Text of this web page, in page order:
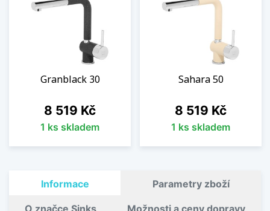
Granblack 30
Cena
8 519 Kč
1 ks skladem
Sahara 50
Cena
8 519 Kč
1 ks skladem
Informace Parametry zboží
O značce Sinks Možnosti a ceny dopravy